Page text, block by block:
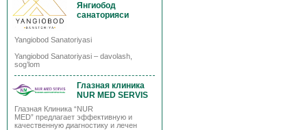
Янгиобод
санаторияси
Yangiobod Sanatoriyasi
Yangiobod Sanatoriyasi – davolash,
sog’lom
Глазная клиника
NUR MED SERVIS
Глазная Клиника “NUR
MED” предлагает эффективную и
качественную диагностику и лечен